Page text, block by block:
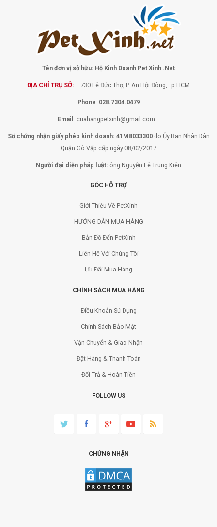
Tên đơn vị sở hữu: Hộ Kinh Doanh Pet Xinh .Net
ĐỊA CHỈ TRỤ SỞ: 730 Lê Đức Thọ, P. An Hội Đông, Tp.HCM
Phone: 028.7304.0479
Email: cuahangpetxinh@gmail.com
Số chứng nhận giấy phép kinh doanh: 41M8033300do Ủy Ban Nhân Dân
Quận Gò Vấp cấp ngày 08/02/2017
Người đại diện pháp luật: ông Nguyễn Lê Trung Kiên
GÓC HỖ TRỢ
Giới Thiệu Về PetXinh
HƯỚNG DẪN MUA HÀNG
Bản Đồ Đến PetXinh
Liên Hệ Với Chúng Tôi
Ưu Đãi Mua Hàng
CHÍNH SÁCH MUA HÀNG
Điều Khoản Sử Dụng
Chính Sách Bảo Mật
Vận Chuyển & Giao Nhận
Đặt Hàng & Thanh Toán
Đổi Trả & Hoàn Tiền
FOLLOW US
CHỨNG NHẬN